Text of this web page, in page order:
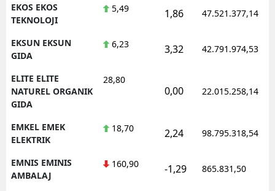
EKOS EKOS
TEKNOLOJI
5,49 1,86 47.521.377,14
EKSUN EKSUN
GIDA
6,23 3,32 42.791.974,53
ELITE ELITE
NATUREL ORGANIK
GIDA
28,80
0,00 22.015.258,14
EMKEL EMEK
ELEKTRIK
18,70 2,24 98.795.318,54
EMNIS EMINIS
AMBALAJ
160,90 -1,29 865.831,50